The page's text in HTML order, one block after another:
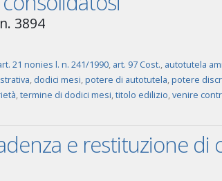
3894
21 nonies l. n. 241/1990, art. 97 Cost., autotutela
, dodici mesi,potere di autotutela,potere
,termine di dodici mesi,titolo edilizio,venire
e restituzione di